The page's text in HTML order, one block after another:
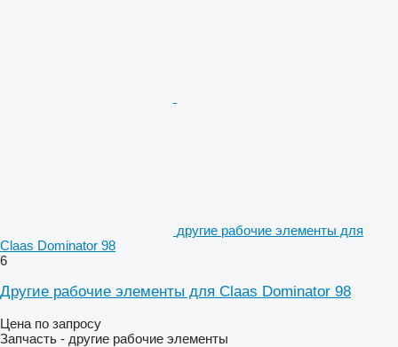
другие рабочие элементы для
Claas Dominator 98
6
Другие рабочие элементы для Claas Dominator 98
Цена по запросу
Запчасть - другие рабочие элементы